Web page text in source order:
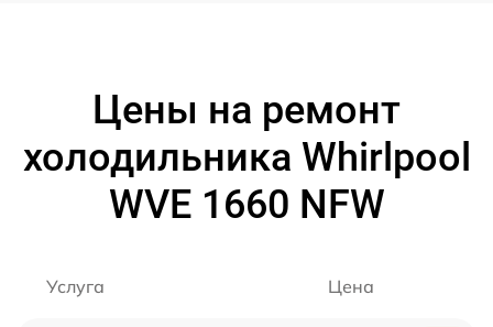
Цены на ремонт
холодильника Whirlpool
WVE 1660 NFW
Услуга Цена